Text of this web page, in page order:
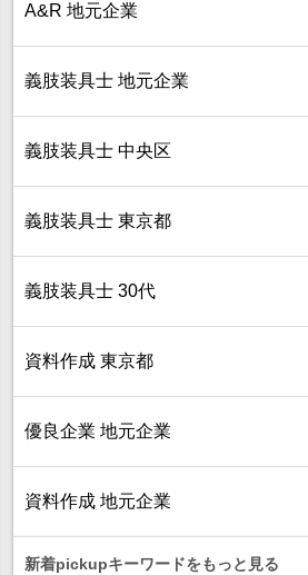
A&R 地元企業
義肢装具士 地元企業
義肢装具士 中央区
義肢装具士 東京都
義肢装具士 30代
資料作成 東京都
優良企業 地元企業
資料作成 地元企業
新着pickupキーワードをもっと見る